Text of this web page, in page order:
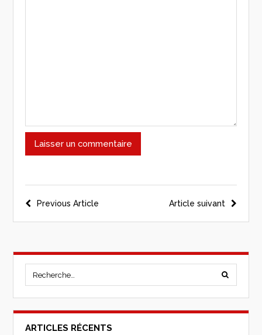
Article suivant
Previous Article
ARTICLES RÉCENTS